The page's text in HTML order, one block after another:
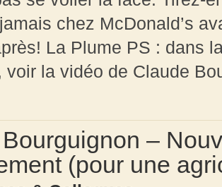
chez McDonald’s
La Plume PS : dans
voir la vidéo de Claude
–
(pour une